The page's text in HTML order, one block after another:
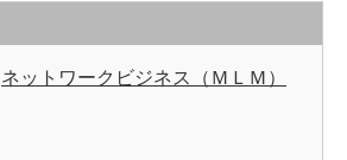
ネットワークビジネス（ＭＬＭ）